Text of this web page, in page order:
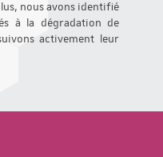
nous avons identifié
à la dégradation de
activement leur